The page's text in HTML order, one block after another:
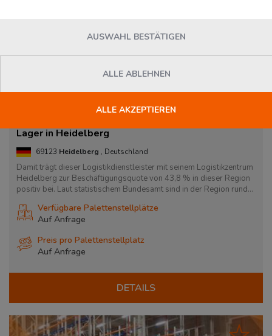
Lager in Heidelberg
69123 Heidelberg , Deutschland
Damit trägt dieser Logistikdienstleister mit seinem Logistikzentrum
Heidelberg zur Beschäftigungsquote von 43,8 % in dieser Region
positiv bei. Laut statistischem Bundesamt sind in der Region rund...
Verfügbare Palettenstellplätze
Auf Anfrage
Preis pro Palettenstellplatz
Auf Anfrage
DETAILS
AUSWAHL BESTÄTIGEN
ALLE ABLEHNEN
ALLE AKZEPTIEREN